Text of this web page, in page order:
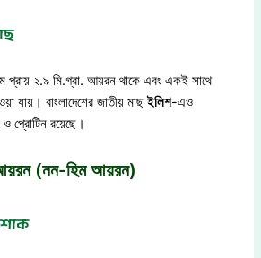
প্রায় ২.৯ মি.গ্রা. আয়রন থাকে এবং একই সাথে
যায়। বাংলাদেশের জাতীয় মাছইলিশ-এও
প্রোটিন রয়েছে।
(নন-হিম আয়রন)